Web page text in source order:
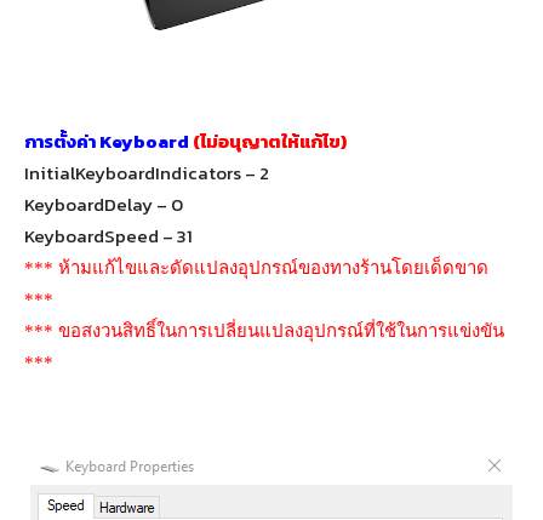
การตั้งค่า Keyboard (ไม่อนุญาตให้แก้ไข)
InitialKeyboardIndicators – 2
KeyboardDelay – 0
KeyboardSpeed – 31
*** ห้ามแก้ไขและดัดแปลงอุปกรณ์ของทางร้านโดยเด็ดขาด
***
*** ขอสงวนสิทธิ์ในการเปลี่ยนแปลงอุปกรณ์ที่ใช้ในการแข่งขัน
***